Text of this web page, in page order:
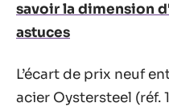
savoir la dimension
astuces
L’écart de prix neuf
acier Oystersteel (réf.